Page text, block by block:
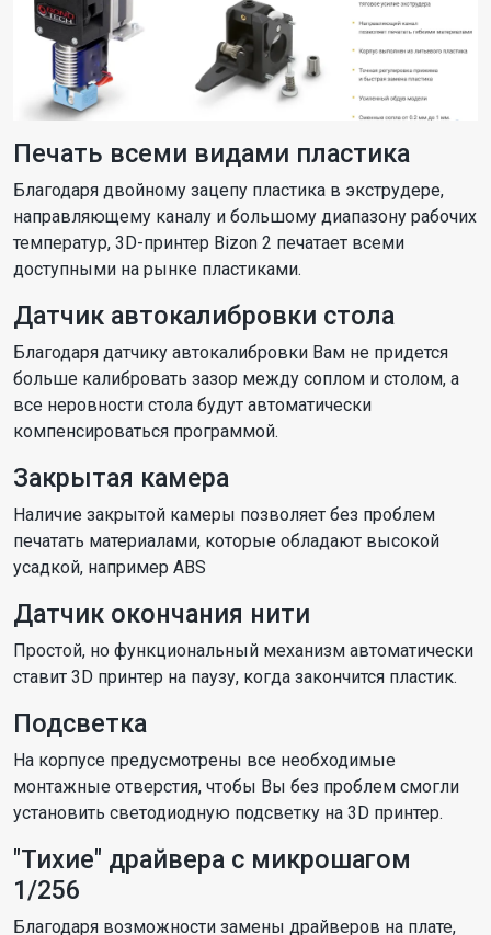
Печать всеми видами пластика
Благодаря двойному зацепу пластика в экструдере,
направляющему каналу и большому диапазону рабочих
температур, 3D-принтер Bizon 2 печатает всеми
доступными на рынке пластиками.
Датчик автокалибровки стола
Благодаря датчику автокалибровки Вам не придется
больше калибровать зазор между соплом и столом, а
все неровности стола будут автоматически
компенсироваться программой.
Закрытая камера
Наличие закрытой камеры позволяет без проблем
печатать материалами, которые обладают высокой
усадкой, например ABS
Датчик окончания нити
Простой, но функциональный механизм автоматически
ставит 3D принтер на паузу, когда закончится пластик.
Подсветка
На корпусе предусмотрены все необходимые
монтажные отверстия, чтобы Вы без проблем смогли
установить светодиодную подсветку на 3D принтер.
"Тихие" драйвера с микрошагом
1/256
Благодаря возможности замены драйверов на плате,